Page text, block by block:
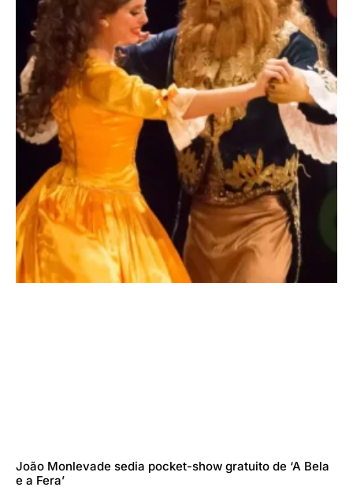
João Monlevade sedia pocket-show gratuito de ‘A Bela
e a Fera’